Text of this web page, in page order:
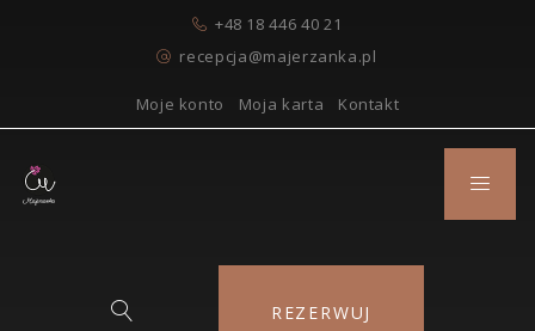
+48 18 446 40 21
recepcja@majerzanka.pl
Moje konto Moja karta Kontakt
REZERWUJ